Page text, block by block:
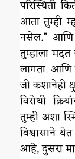
परिस्थिती
आता तुम्ही
नसेल.” आणि
तुम्हाला
लागता. आणि
जी कशानेही
विरोधी
तुम्ही अशा
विश्वासाने
आहे, दुसरा